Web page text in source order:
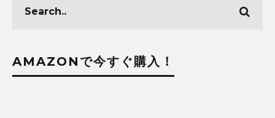
AMAZONで今すぐ購入！